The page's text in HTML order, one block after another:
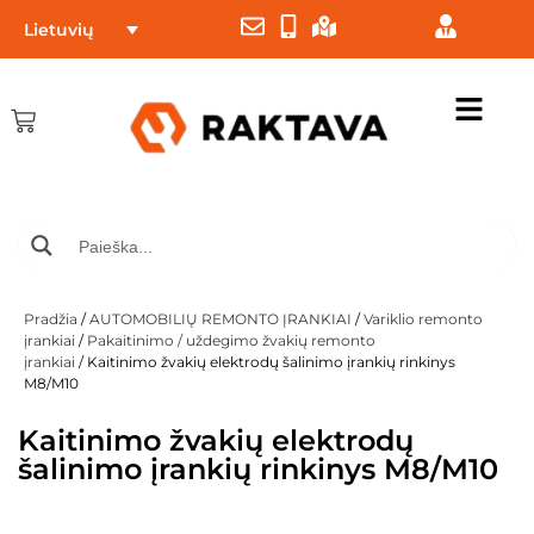
Lietuvių
Pradžia /AUTOMOBILIŲ REMONTO ĮRANKIAI /Variklio remonto
įrankiai / Pakaitinimo / uždegimo žvakių remonto
įrankiai / Kaitinimo žvakių elektrodų šalinimo įrankių rinkinys
M8/M10
Kaitinimo žvakių elektrodų
šalinimo įrankių rinkinys M8/M10